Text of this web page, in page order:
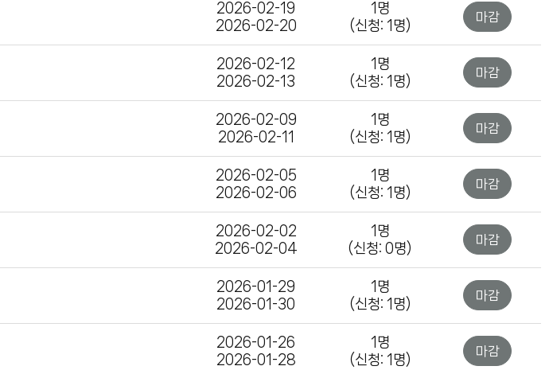
2026-02-19
2026-02-20
1명
(신청: 1명)
마감
2026-02-12
2026-02-13
1명
(신청: 1명)
마감
2026-02-09
2026-02-11
1명
(신청: 1명)
마감
2026-02-05
2026-02-06
1명
(신청: 1명)
마감
2026-02-02
2026-02-04
1명
(신청: 0명)
마감
2026-01-29
2026-01-30
1명
(신청: 1명)
마감
2026-01-26
2026-01-28
1명
(신청: 1명)
마감